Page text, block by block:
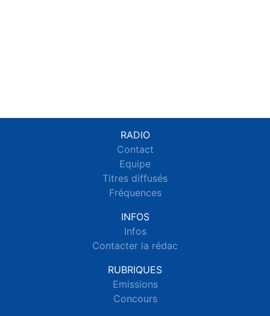
RADIO
Contact
Equipe
Titres diffusés
Fréquences
INFOS
Infos
Contacter la rédac
RUBRIQUES
Emissions
Concours